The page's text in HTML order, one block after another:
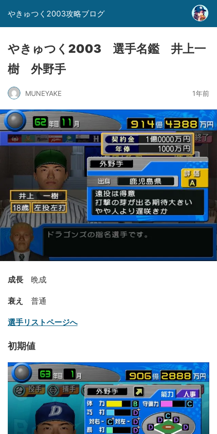
やきゅつく2003攻略ブログ
やきゅつく2003 選手名鑑 井上一
樹 外野手
MUNEYAKE 1年前
成長 晩成
衰え 普通
選手リストページへ
初期値